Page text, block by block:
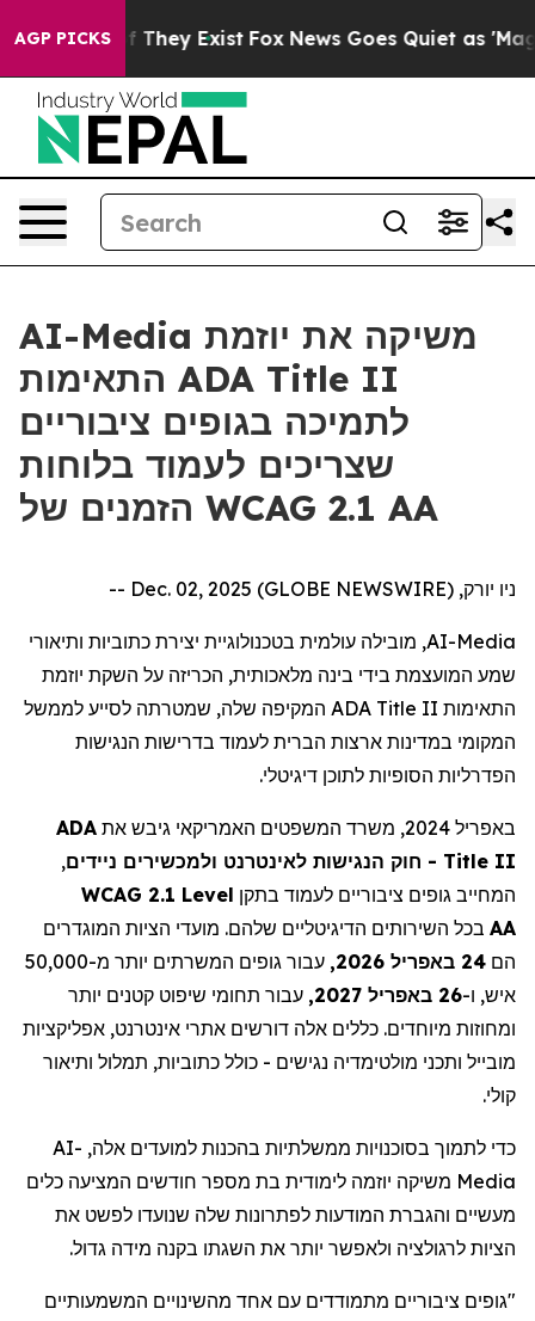
AGP PICKS
no Proof They Exist Fox News Goes Quiet as 'Maga
AI-Media משיקה את יוזמת
התאימות ADA Title II
לתמיכה בגופים ציבוריים
שצריכים לעמוד בלוחות
הזמנים של WCAG 2.1 AA
ניו יורק, Dec. 02, 2025 (GLOBE NEWSWIRE) --
AI-Media, מובילה עולמית בטכנולוגיית יצירת כתוביות ותיאורי
שמע המועצמת בידי בינה מלאכותית, הכריזה על השקת יוזמת
התאימות ADA Title II המקיפה שלה, שמטרתה לסייע לממשל
המקומי במדינות ארצות הברית לעמוד בדרישות הנגישות
הפדרליות הסופיות לתוכן דיגיטלי.
באפריל 2024, משרד המשפטים האמריקאי גיבש את
ADA
Title II - חוק הנגישות לאינטרנט ולמכשירים ניידים,
המחייב גופים ציבוריים לעמוד בתקן WCAG 2.1 Level
AA בכל השירותים הדיגיטליים שלהם. מועדי הציות המוגדרים
הם 24 באפריל 2026,
עבור גופים המשרתים יותר מ-50,000
איש, ו-26 באפריל 2027,
עבור תחומי שיפוט קטנים יותר
ומחוזות מיוחדים. כללים אלה דורשים אתרי אינטרנט, אפליקציות
מובייל ותכני מולטימדיה נגישים - כולל כתוביות, תמלול ותיאור
קולי.
כדי לתמוך בסוכנויות ממשלתיות בהכנות למועדים אלה, AI-
Media משיקה יוזמה לימודית בת מספר חודשים המציעה כלים
מעשיים והגברת המודעות לפתרונות שלה שנועדו לפשט את
הציות לרגולציה ולאפשר יותר את השגתו בקנה מידה גדול.
"גופים ציבוריים מתמודדים עם אחד מהשינויים המשמעותיים